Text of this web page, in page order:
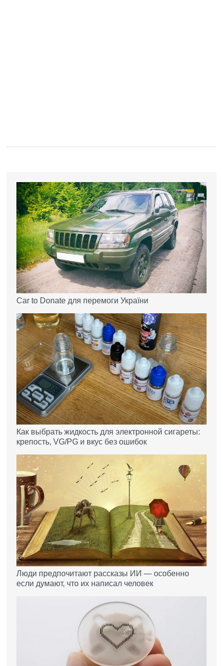
Car to Donate для перемоги України
Как выбрать жидкость для электронной сигареты:
крепость, VG/PG и вкус без ошибок
Люди предпочитают рассказы ИИ — особенно
если думают, что их написал человек